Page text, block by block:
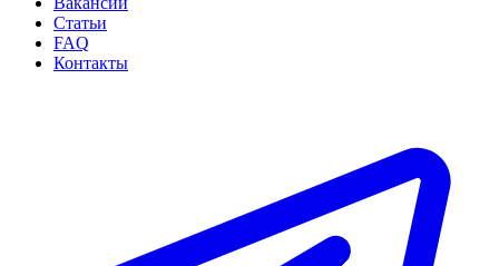
Статьи
FAQ
Контакты